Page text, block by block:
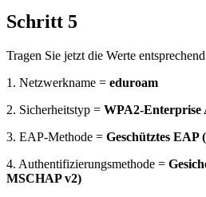
Schritt 5
Tragen Sie jetzt die Werte
1. Netzwerkname = eduroam
2. Sicherheitstyp = WPA2-Enterprise
3. EAP-Methode = Geschütztes EAP
4. Authentifizierungsmethode =
MSCHAP v2)